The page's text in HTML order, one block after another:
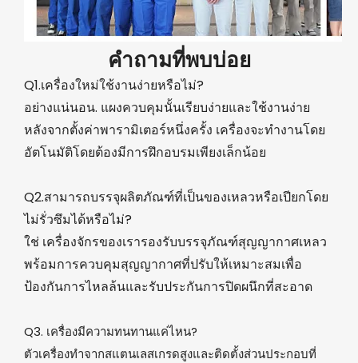
คำถามที่พบบ่อย
Q1.เครื่องใหม่ใช้งานง่ายหรือไม่?
อย่างแน่นอน. แผงควบคุมนั้นเรียบง่ายและใช้งานง่าย
หลังจากตั้งค่าพารามิเตอร์หนึ่งครั้ง เครื่องจะทำงานโดย
อัตโนมัติโดยต้องมีการฝึกอบรมเพียงเล็กน้อย
Q2.สามารถบรรจุผลิตภัณฑ์ที่เป็นของเหลวหรือเปียกโดย
ไม่รั่วซึมได้หรือไม่?
ใช่ เครื่องจักรของเรารองรับบรรจุภัณฑ์สุญญากาศเหลว
พร้อมการควบคุมสุญญากาศที่ปรับให้เหมาะสมเพื่อ
ป้องกันการไหลล้นและรับประกันการปิดผนึกที่สะอาด
Q3. เครื่องมีความทนทานแค่ไหน?
ตัวเครื่องทำจากสแตนเลสเกรดสูงและติดตั้งส่วนประกอบที่